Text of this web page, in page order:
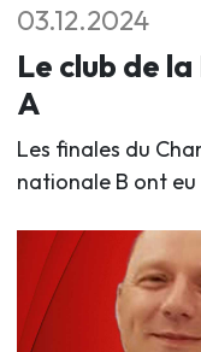
03.12.2024
Le club de
A
Les finales du
nationale B ont